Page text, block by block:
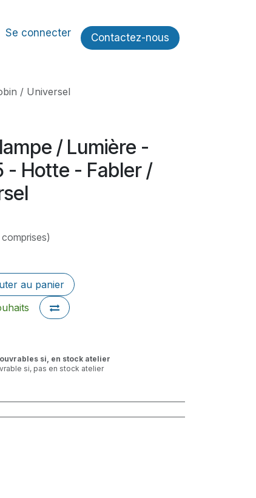
Se connecter Contactez​​-nous
/ Universel
/ Lumière -
- Hotte - Fabler /
au panier
si, en stock atelier
si, pas en stock atelier